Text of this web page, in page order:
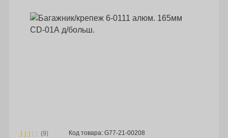
(9) Код товара: G77-21-00208